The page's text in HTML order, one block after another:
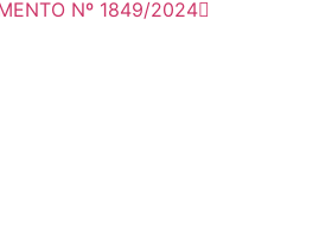
Nº 1849/2024